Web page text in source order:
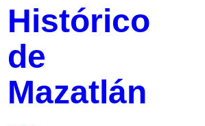
Histórico
de
Mazatlán